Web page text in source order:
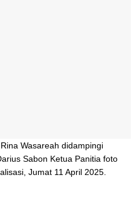
Wasareah didampingi
Sabon Ketua Panitia foto
Jumat 11 April 2025.